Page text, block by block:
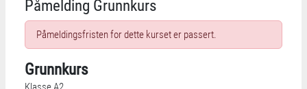
Påmelding Grunnkurs
Påmeldingsfristen for dette kurset er passert.
Grunnkurs